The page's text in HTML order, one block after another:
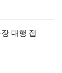
대행 접